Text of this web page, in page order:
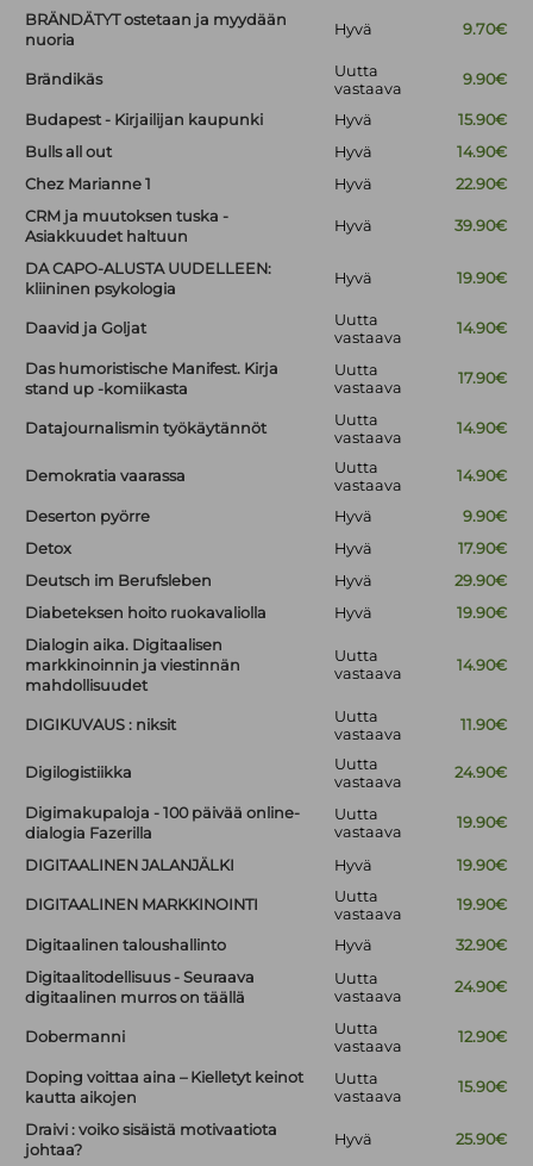
BRÄNDÄTYT ostetaan ja myydään
nuoria
Hyvä 9.70€
Brändikäs
Uutta
vastaava
9.90€
Budapest - Kirjailijan kaupunki Hyvä
15.90€
Bulls all out
Hyvä
14.90€
Chez Marianne 1
Hyvä
22.90€
CRM ja muutoksen tuska -
Asiakkuudet haltuun
Hyvä 39.90€
DA CAPO-ALUSTA UUDELLEEN:
kliininen psykologia
Hyvä 19.90€
Daavid ja Goljat
Uutta
vastaava
14.90€
Das humoristische Manifest. Kirja
stand up -komiikasta
Uutta
vastaava
17.90€
Datajournalismin työkäytännöt
Uutta
vastaava
14.90€
Demokratia vaarassa
Uutta
vastaava
14.90€
Deserton pyörre Hyvä
9.90€
Detox
Hyvä
17.90€
Deutsch im Berufsleben
Hyvä
29.90€
Diabeteksen hoito ruokavaliolla
Hyvä
19.90€
Dialogin aika. Digitaalisen
markkinoinnin ja viestinnän
mahdollisuudet
Uutta
vastaava
14.90€
DIGIKUVAUS : niksit
Uutta
vastaava
11.90€
Digilogistiikka
Uutta
vastaava
24.90€
Digimakupaloja - 100 päivää online-
dialogia Fazerilla
Uutta
vastaava
19.90€
DIGITAALINEN JALANJÄLKI Hyvä 19.90€
DIGITAALINEN MARKKINOINTI
Uutta
vastaava
19.90€
Digitaalinen taloushallinto Hyvä
32.90€
Digitaalitodellisuus - Seuraava
digitaalinen murros on täällä
Uutta
vastaava
24.90€
Dobermanni
Uutta
vastaava
12.90€
Doping voittaa aina – Kielletyt keinot
kautta aikojen
Uutta
vastaava
15.90€
Draivi : voiko sisäistä motivaatiota
johtaa?
Hyvä 25.90€